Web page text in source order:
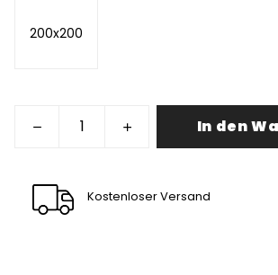
200x200
In den
Kostenloser Versand